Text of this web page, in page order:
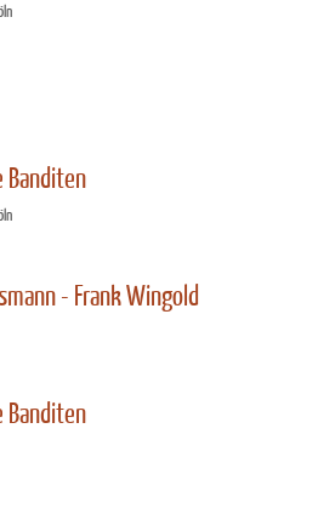
Banditen
- Frank Wingold
Banditen